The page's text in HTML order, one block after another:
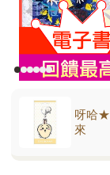
呀哈★
來